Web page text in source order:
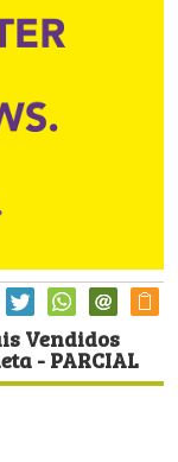
Vendidos
- PARCIAL